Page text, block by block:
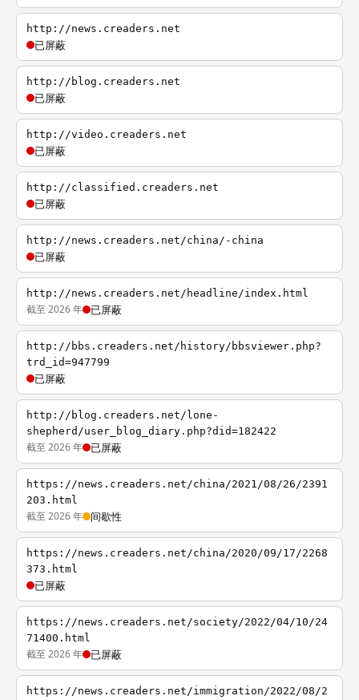
http://news.creaders.net
已屏蔽
http://blog.creaders.net
已屏蔽
http://video.creaders.net
已屏蔽
http://classified.creaders.net
已屏蔽
http://news.creaders.net/china/-china
已屏蔽
http://news.creaders.net/headline/index.html
截至 2026 年 已屏蔽
http://bbs.creaders.net/history/bbsviewer.php?
trd_id=947799
已屏蔽
http://blog.creaders.net/lone-
shepherd/user_blog_diary.php?did=182422
截至 2026 年 已屏蔽
https://news.creaders.net/china/2021/08/26/2391
203.html
截至 2026 年 间歇性
https://news.creaders.net/china/2020/09/17/2268
373.html
已屏蔽
https://news.creaders.net/society/2022/04/10/24
71400.html
截至 2026 年 已屏蔽
https://news.creaders.net/immigration/2022/08/2